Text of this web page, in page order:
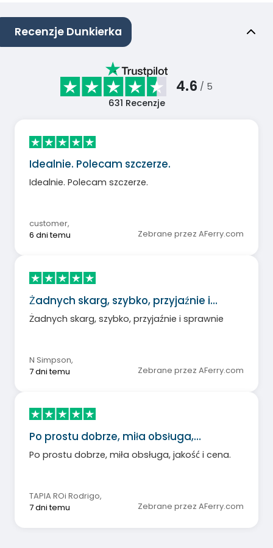
Recenzje Dunkierka
4.6 / 5
631 Recenzje
Idealnie. Polecam szczerze.
Idealnie. Polecam szczerze.
customer,
6 dni temu
Zebrane przez AFerry.com
Żadnych skarg, szybko, przyjaźnie i…
Żadnych skarg, szybko, przyjaźnie i sprawnie
N Simpson,
7 dni temu
Zebrane przez AFerry.com
Po prostu dobrze, miła obsługa,…
Po prostu dobrze, miła obsługa, jakość i cena.
TAPIA ROi Rodrigo,
7 dni temu
Zebrane przez AFerry.com